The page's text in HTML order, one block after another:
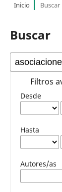
Inicio Buscar
Buscar
Filtros
Desde
Hasta
Autores/as